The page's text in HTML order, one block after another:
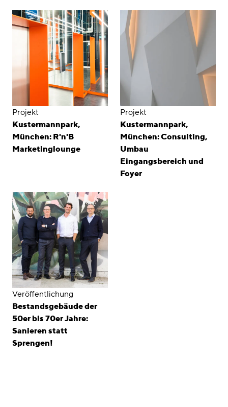
Projekt
Kustermannpark,
München: R'n'B
Marketinglounge
Projekt
Kustermannpark,
München: Consulting,
Umbau
Eingangsbereich und
Foyer
Veröffentlichung
Bestandsgebäude der
50er bis 70er Jahre:
Sanieren statt
Sprengen!